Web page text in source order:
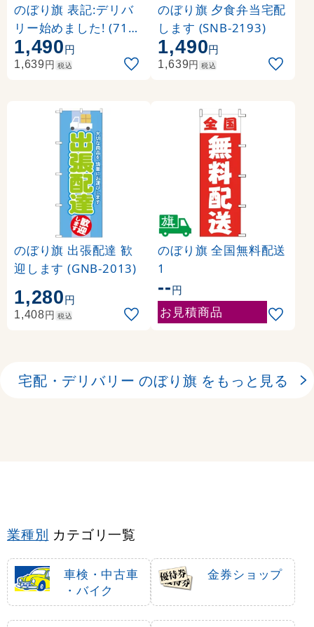
のぼり旗 表記:デリバ
リー始めました! (7170
)
1,490円
1,639円 税込
のぼり旗 夕食弁当宅配
します (SNB-2193)
1,490円
1,639円 税込
のぼり旗 出張配達 歓
迎します (GNB-2013)
1,280円
1,408円 税込
のぼり旗 全国無料配送
1
--円
お見積商品
宅配・デリバリー のぼり旗 をもっと見る
業種別 カテゴリ一覧
車検・中古車
・バイク
金券ショップ